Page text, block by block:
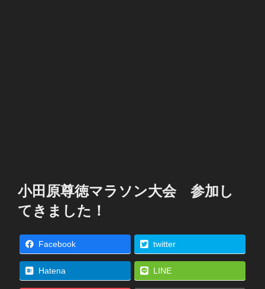
小田原尊徳マラソン大会 参加し
てきました！
Facebook twitter
Hatena LINE